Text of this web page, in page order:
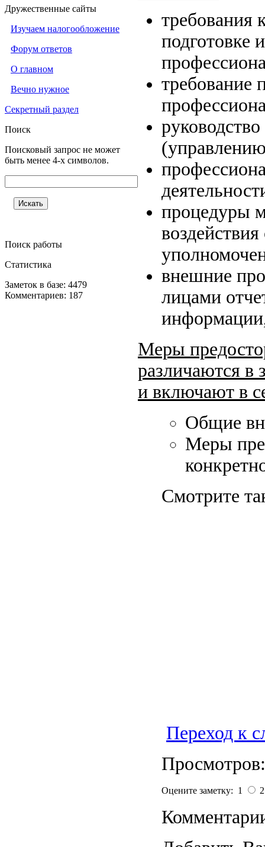
Дружественные сайты
Изучаем налогообложение
Форум ответов
О главном
Вечно нужное
Секретный раздел
Поиск
Поисковый запрос не может
быть менее 4-х символов.
Поиск работы
Статистика
Заметок в базе: 4479
Комментариев: 187
требования
подготовке
требование
процедуры
внешние
лицами
Меры
различаются в
и включают в
Общие
Меры
Смотрите
Переход к
Оцените заметку: 1